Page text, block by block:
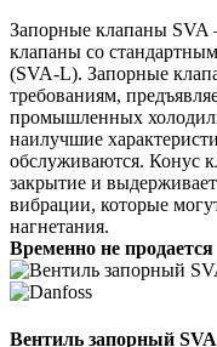
Запорные клапаны
клапаны со
(SVA-L). Запорные
требованиям,
промышленных
наилучшие
обслуживаются. Конус
закрытие и
вибрации, которые
нагнетания.
Временно не продается
Вентиль запорный